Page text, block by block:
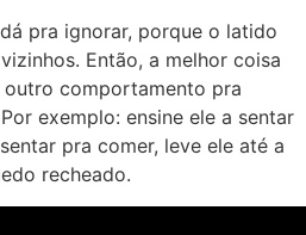
pra ignorar, porque o latido
Então, a melhor coisa
outro comportamento pra
exemplo: ensine ele a sentar
pra comer, leve ele até a
recheado.